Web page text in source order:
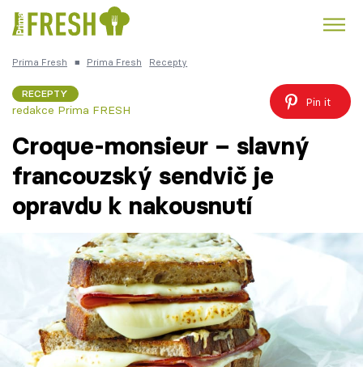
Česká kuchyně Čokoláda
Témata
Recepty
Články
TV Program
Prima Fresh ■ Prima Fresh Recepty
RECEPTY
redakce Prima FRESH
Pin it
Croque-monsieur – slavný
francouzský sendvič je
opravdu k nakousnutí